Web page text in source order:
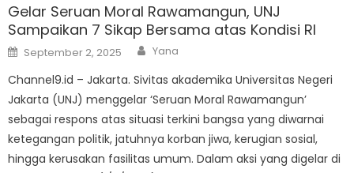
Gelar Seruan Moral Rawamangun, UNJ
Sampaikan 7 Sikap Bersama atas Kondisi RI
Posted
on
September 2, 2025 Author
Yana
Channel9.id – Jakarta. Sivitas akademika Universitas Negeri
Jakarta (UNJ) menggelar ‘Seruan Moral Rawamangun’
sebagai respons atas situasi terkini bangsa yang diwarnai
ketegangan politik, jatuhnya korban jiwa, kerugian sosial,
hingga kerusakan fasilitas umum. Dalam aksi yang digelar di